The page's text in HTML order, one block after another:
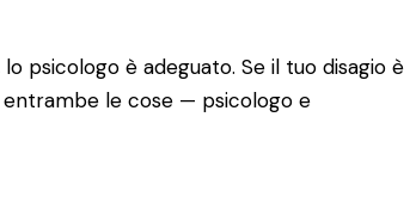
psicologo è adeguato. Se il tuo disagio è
entrambe le cose — psicologo e